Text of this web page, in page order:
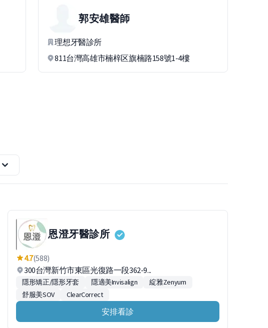
郭安雄醫師
理想牙醫診所
811台灣高雄市楠梓区旗楠路158號1-4樓
恩澄牙醫診所
4.7(588)
300台灣新竹市東區光復路一段362-9...
隱形矯正/隱形牙套 隱適美Invisalign
綻雅Zenyum
舒服美SOV
ClearCorrect
安排看診